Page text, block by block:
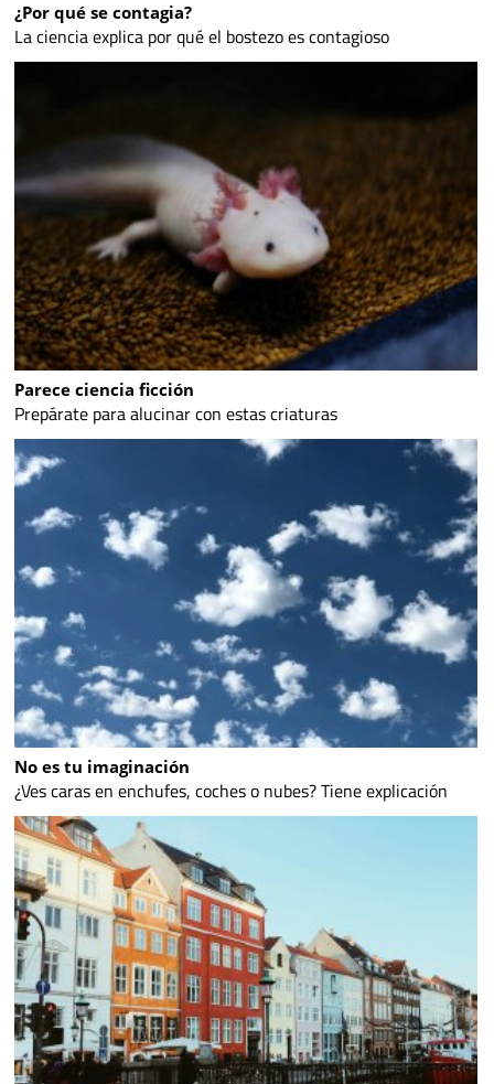
¿Por qué se contagia?
La ciencia explica por qué el bostezo es contagioso
Parece ciencia ficción
Prepárate para alucinar con estas criaturas
No es tu imaginación
¿Ves caras en enchufes, coches o nubes? Tiene explicación